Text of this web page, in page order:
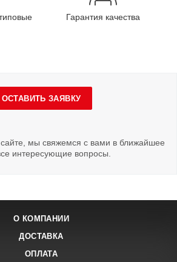
Гарантия качества
ОСТАВИТЬ ЗАЯВКУ
мы свяжемся с вами в ближайшее
интересующие вопросы.
О КОМПАНИИ
ДОСТАВКА
ОПЛАТА